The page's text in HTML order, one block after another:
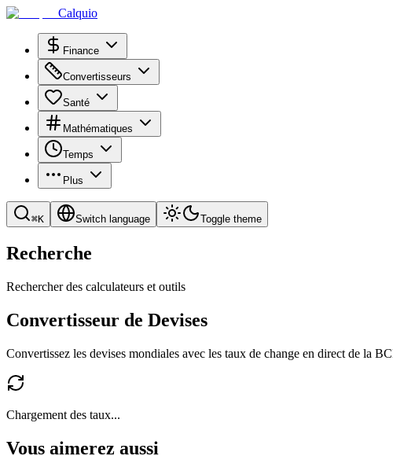
Calquio
Finance
Convertisseurs
Santé
Mathématiques
Temps
Plus
⌘K Switch language Toggle theme
Recherche
Rechercher des calculateurs et outils
Convertisseur de Devises
Convertissez les devises mondiales avec les taux de change en direct de la
Chargement des taux...
Vous aimerez aussi